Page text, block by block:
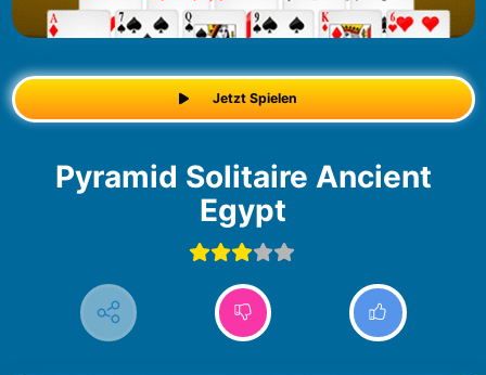
Jetzt Spielen
Pyramid Solitaire Ancient
Egypt